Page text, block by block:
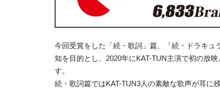
今回受賞をした「続・歌詞」篇、「続・ドラキ
知を目的とし、2020年にKAT-TUN主演で初の放
す。
続・歌詞篇ではKAT-TUN3人の素敵な歌声が耳に